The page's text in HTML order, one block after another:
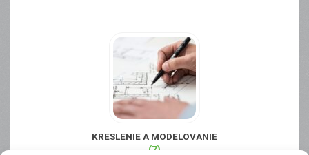
KRESLENIE A MODELOVANIE
(7)